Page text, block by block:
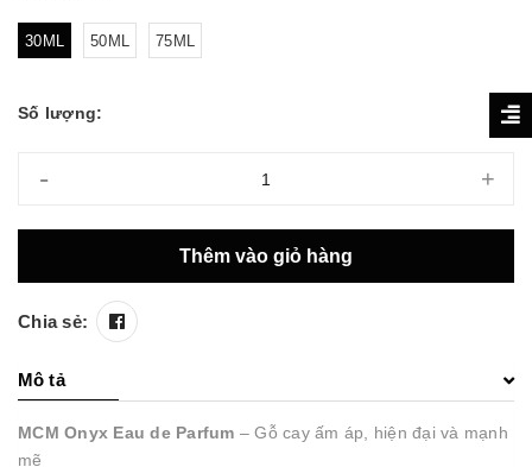
30ML 50ML 75ML
Số lượng:
- +
Thêm vào giỏ hàng
Chia sẻ:
Mô tả
MCM Onyx Eau de Parfum – Gỗ cay ấm áp, hiện đại và mạnh
mẽ